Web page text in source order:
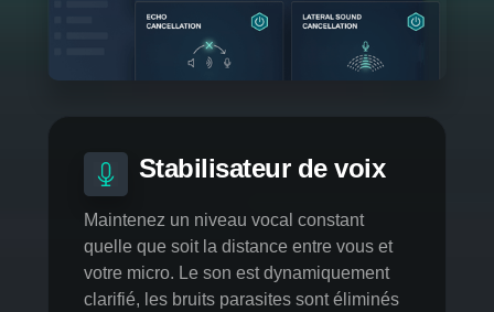
SOYEZ ENTENDU EN
TOUTES
Votre microphone est essentiel pour profiter de
bonnes communications avec vos interlocuteurs et
puissant qui assure les meilleures interactions
pendant votre streaming ou votre jeu.